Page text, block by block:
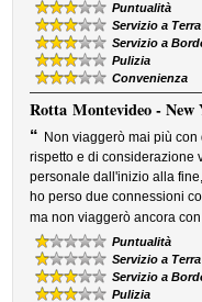
Puntualità
Servizio a Terra
Servizio a
Pulizia
Convenienza
RottaMontevideo - New
“ Non viaggerò mai più
rispetto e di considerazione
personale dall'inizio alla
ho perso due connessioni
ma non viaggerò ancora con
Puntualità
Servizio a Terra
Servizio a
Pulizia